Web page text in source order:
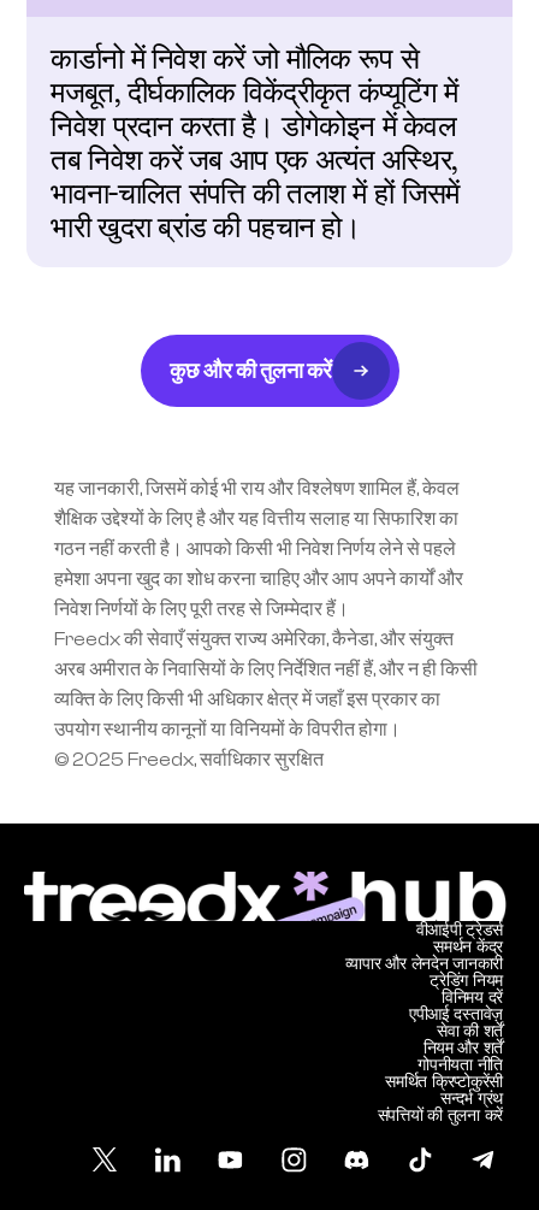
कार्डानो में निवेश करें जो मौलिक रूप से
मजबूत, दीर्घकालिक विकेंद्रीकृत कंप्यूटिंग में
निवेश प्रदान करता है। डोगेकोइन में केवल
तब निवेश करें जब आप एक अत्यंत अस्थिर,
भावना-चालित संपत्ति की तलाश में हों जिसमें
भारी खुदरा ब्रांड की पहचान हो।
कुछ और की तुलना करें
यह जानकारी, जिसमें कोई भी राय और विश्लेषण शामिल हैं, केवल
शैक्षिक उद्देश्यों के लिए है और यह वित्तीय सलाह या सिफारिश का
गठन नहीं करती है। आपको किसी भी निवेश निर्णय लेने से पहले
हमेशा अपना खुद का शोध करना चाहिए और आप अपने कार्यों और
निवेश निर्णयों के लिए पूरी तरह से जिम्मेदार हैं।
Freedx की सेवाएँ संयुक्त राज्य अमेरिका, कैनेडा, और संयुक्त
अरब अमीरात के निवासियों के लिए निर्देशित नहीं हैं, और न ही किसी
व्यक्ति के लिए किसी भी अधिकार क्षेत्र में जहाँ इस प्रकार का
उपयोग स्थानीय कानूनों या विनियमों के विपरीत होगा।
© 2025 Freedx, सर्वाधिकार सुरक्षित
समर्थन केंद्र
व्यापार और लेनदेन जानकारी
वीआईपी ट्रेडर्स
ट्रेडिंग नियम
विनिमय दरें
एपीआई दस्तावेज़
सेवा की शर्तें
नियम और शर्तें
गोपनीयता नीति
समर्थित क्रिप्टोकुरेंसी
सन्दर्भ ग्रंथ
संपत्तियों की तुलना करें